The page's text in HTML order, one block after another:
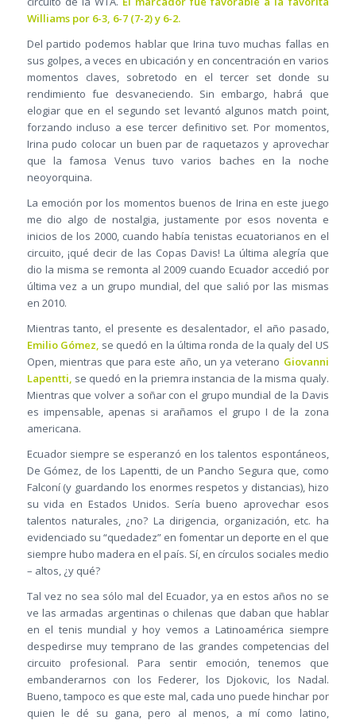
Williams por 6-3, 6-7 (7-2) y 6-2.
Del partido podemos hablar que Irina tuvo muchas fallas en
sus golpes, a veces en ubicación y en concentración en varios
momentos claves, sobretodo en el tercer set donde su
rendimiento fue desvaneciendo. Sin embargo, habrá que
elogiar que en el segundo set levantó algunos match point,
forzando incluso a ese tercer definitivo set. Por momentos,
Irina pudo colocar un buen par de raquetazos y aprovechar
que la famosa Venus tuvo varios baches en la noche
neoyorquina.
La emoción por los momentos buenos de Irina en este juego
me dio algo de nostalgia, justamente por esos noventa e
inicios de los 2000, cuando había tenistas ecuatorianos en el
circuito, ¡qué decir de las Copas Davis! La última alegría que
dio la misma se remonta al 2009 cuando Ecuador accedió por
última vez a un grupo mundial, del que salió por las mismas
en 2010.
Mientras tanto, el presente es desalentador, el año pasado,
Emilio Gómez, se quedó en la última ronda de la qualy del US
Open, mientras que para este año, un ya veterano Giovanni
Lapentti, se quedó en la priemra instancia de la misma qualy.
Mientras que volver a soñar con el grupo mundial de la Davis
es impensable, apenas si arañamos el grupo I de la zona
americana.
Ecuador siempre se esperanzó en los talentos espontáneos,
De Gómez, de los Lapentti, de un Pancho Segura que, como
Falconí (y guardando los enormes respetos y distancias), hizo
su vida en Estados Unidos. Sería bueno aprovechar esos
talentos naturales, ¿no? La dirigencia, organización, etc. ha
evidenciado su “quedadez” en fomentar un deporte en el que
siempre hubo madera en el país. Sí, en círculos sociales medio
– altos, ¿y qué?
Tal vez no sea sólo mal del Ecuador, ya en estos años no se
ve las armadas argentinas o chilenas que daban que hablar
en el tenis mundial y hoy vemos a Latinoamérica siempre
despedirse muy temprano de las grandes competencias del
circuito profesional. Para sentir emoción, tenemos que
embanderarnos con los Federer, los Djokovic, los Nadal.
Bueno, tampoco es que este mal, cada uno puede hinchar por
quien le dé su gana, pero al menos, a mí como latino,